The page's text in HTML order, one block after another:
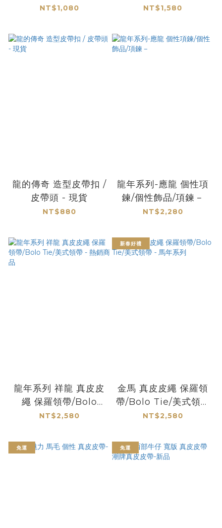
馬年
NT$1,080 NT$1,580
龍的傳奇 造型皮帶扣 /
皮帶頭 - 現貨
NT$880
龍年系列-應龍 個性項
鍊/個性飾品/項鍊－
NT$2,280
龍年系列 祥龍 真皮皮
繩 保羅領帶/Bolo
Tie/美式領帶 - 熱銷
NT$2,580
新春好禮
金馬 真皮皮繩 保羅領
帶/Bolo Tie/美式領帶
- 馬年系列
NT$2,580
免運 免運